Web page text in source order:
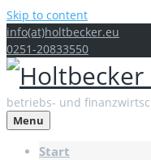
Skip to content
info(at)holtbecker.eu
0251-20833550
betriebs- und
Menu
Start